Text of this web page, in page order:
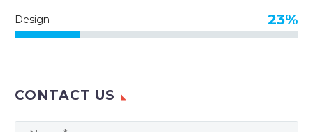
Design 23%
CONTACT US